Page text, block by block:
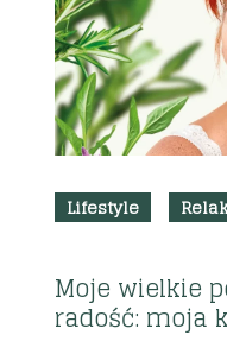
Lifestyle
Moje wielkie
radość: moja